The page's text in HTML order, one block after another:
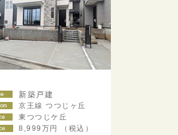
新築戸建
京王線 つつじヶ丘
東つつじケ丘
8,999 万円 （税込）